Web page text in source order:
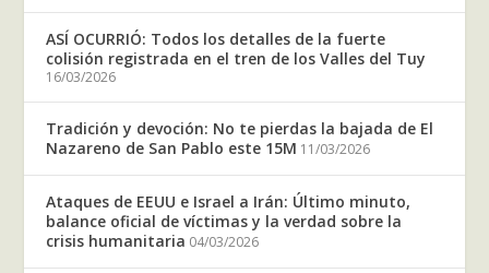
ASÍ OCURRIÓ: Todos los detalles de la fuerte
colisión registrada en el tren de los Valles del Tuy
16/03/2026
Tradición y devoción: No te pierdas la bajada de El
Nazareno de San Pablo este 15M 11/03/2026
Ataques de EEUU e Israel a Irán: Último minuto,
balance oficial de víctimas y la verdad sobre la
crisis humanitaria 04/03/2026